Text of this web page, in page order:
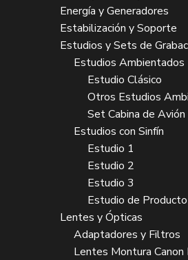
Energía y Generadores
Estabilización y Soporte
Estudios y Sets de
Estudios Ambientados
Estudio Clásico
Otros Estudios
Set Cabina de
Estudios con Sinfín
Estudio 1
Estudio 2
Estudio 3
Estudio de Producto
Lentes y Ópticas
Adaptadores y Filtros
Lentes Montura Canon